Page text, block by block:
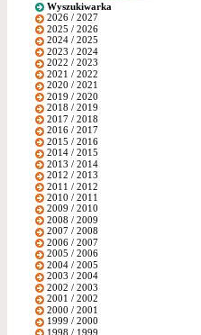
Wyszukiwarka
2026 / 2027
2025 / 2026
2024 / 2025
2023 / 2024
2022 / 2023
2021 / 2022
2020 / 2021
2019 / 2020
2018 / 2019
2017 / 2018
2016 / 2017
2015 / 2016
2014 / 2015
2013 / 2014
2012 / 2013
2011 / 2012
2010 / 2011
2009 / 2010
2008 / 2009
2007 / 2008
2006 / 2007
2005 / 2006
2004 / 2005
2003 / 2004
2002 / 2003
2001 / 2002
2000 / 2001
1999 / 2000
1998 / 1999